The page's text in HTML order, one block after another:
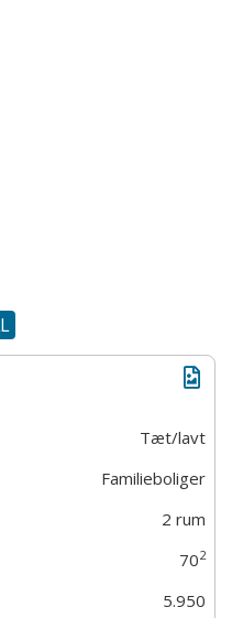
Tæt/lavt
Familieboliger
2 rum
702
5.950